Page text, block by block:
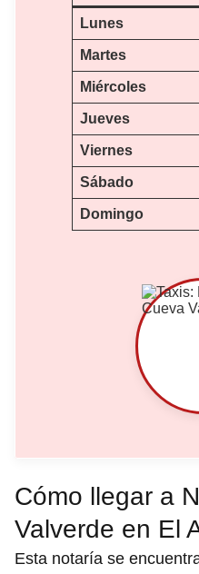
Lunes
Martes
Miércoles
Jueves
Viernes
Sábado
Domingo
Cómo llegar a
Valverde en El
Esta notaría se